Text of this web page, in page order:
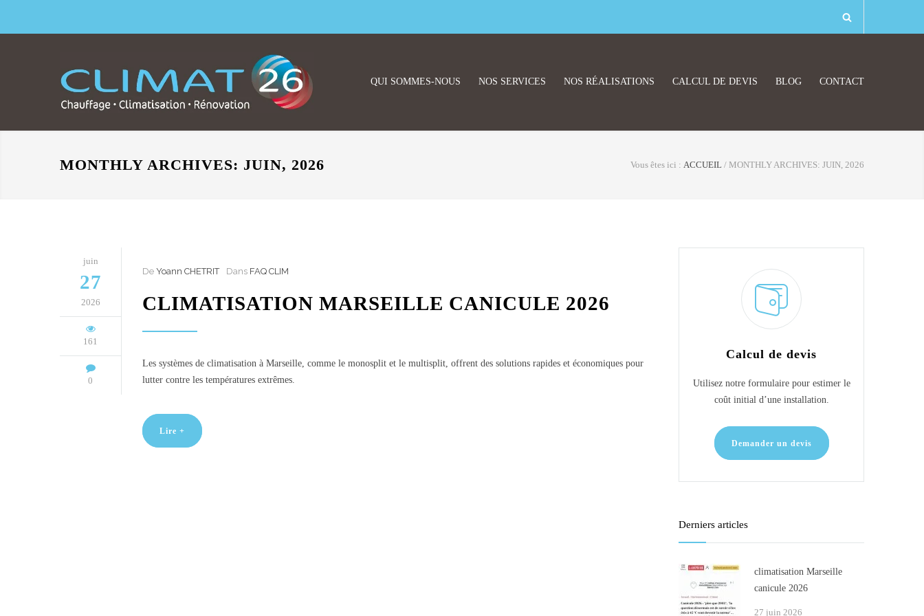
QUI SOMMES-NOUS NOS SERVICES NOS RÉALISATIONS CALCUL DE DEVIS BLOG CONTACT
MONTHLY ARCHIVES: JUIN, 2026 Vous êtes ici : ACCUEIL / MONTHLY ARCHIVES: JUIN, 2026
juin
27
2026
161
0
De Yoann CHETRIT Dans FAQ CLIM
CLIMATISATION MARSEILLE CANICULE 2026
Les systèmes de climatisation à Marseille, comme le monosplit et le multisplit, offrent des solutions rapides et économiques pour
lutter contre les températures extrêmes.
Lire +
Calcul de devis
Utilisez notre formulaire pour estimer le
coût initial d’une installation.
Demander un devis
Derniers articles
climatisation Marseille
canicule 2026
27 juin 2026